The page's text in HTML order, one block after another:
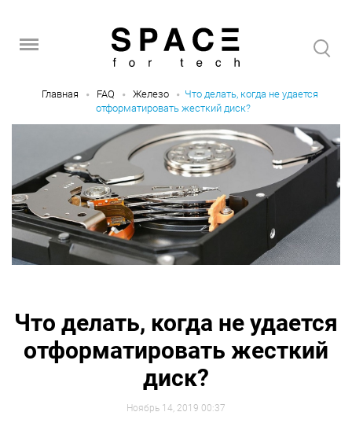
Главная FAQ Железо
Что делать, когда не удается
отформатировать жесткий диск?
Что делать, когда не удается
отформатировать жесткий
диск?
Ноябрь 14, 2019 00:37